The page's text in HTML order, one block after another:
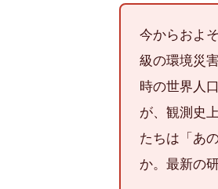
今からおよ
級の環境災
時の世界人
が、観測史
たちは「あ
か。最新の